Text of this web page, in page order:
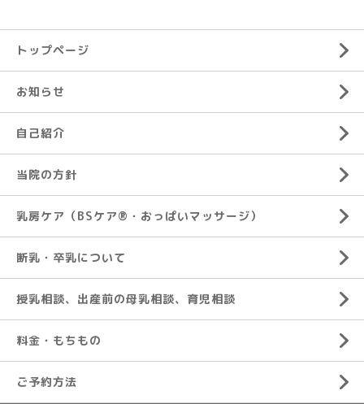
トップページ
お知らせ
自己紹介
当院の方針
乳房ケア（BSケア®︎・おっぱいマッサージ）
断乳・卒乳について
授乳相談、出産前の母乳相談、育児相談
料金・もちもの
ご予約方法